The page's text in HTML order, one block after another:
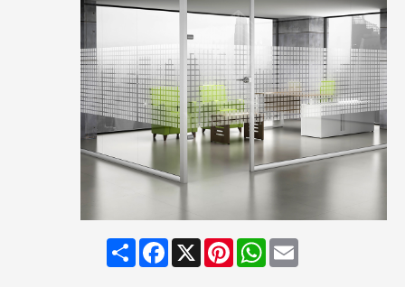
ShareFacebook
X PinterestWhatsApp
Email